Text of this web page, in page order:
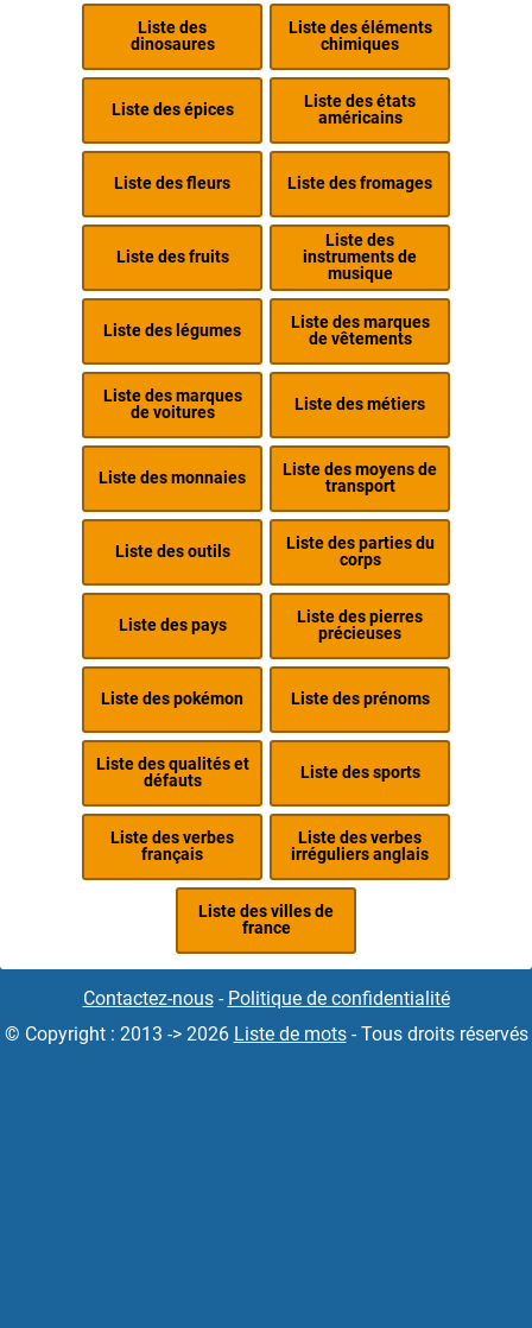
Liste des
dinosaures
Liste des éléments
chimiques
Liste des épices
Liste des états
américains
Liste des fleurs Liste des fromages
Liste des fruits
Liste des
instruments de
musique
Liste des légumes
Liste des marques
de vêtements
Liste des marques
de voitures
Liste des métiers
Liste des monnaies
Liste des moyens de
transport
Liste des outils
Liste des parties du
corps
Liste des pays
Liste des pierres
précieuses
Liste des pokémon Liste des prénoms
Liste des qualités et
défauts
Liste des sports
Liste des verbes
français
Liste des verbes
irréguliers anglais
Liste des villes de
france
Contactez-nous- Politique de confidentialité
© Copyright : 2013 -> 2026 Liste de mots- Tous droits réservés